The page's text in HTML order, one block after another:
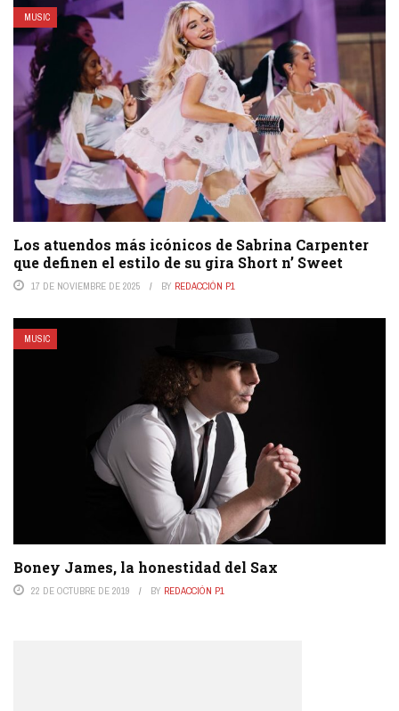
MUSIC
Los atuendos más icónicos de Sabrina Carpenter
que definen el estilo de su gira Short n’ Sweet
17 DE NOVIEMBRE DE 2025 BY REDACCIÓN P1
MUSIC
Boney James, la honestidad del Sax
22 DE OCTUBRE DE 2019 BY REDACCIÓN P1